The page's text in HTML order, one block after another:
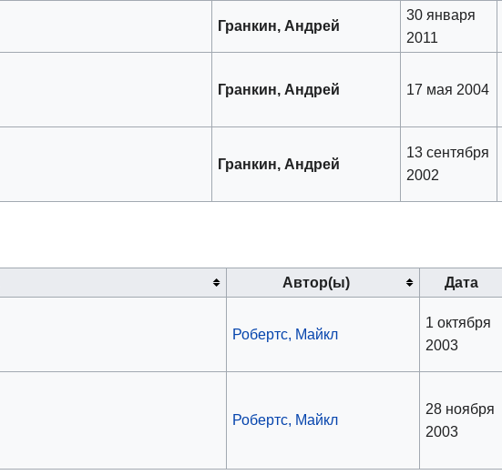
Гранкин, Андрей
30 января
2011
Гранкин, Андрей 17 мая 2004
Гранкин, Андрей
13 сентября
2002
Автор(ы) Дата
Робертс, Майкл
1 октября
2003
Робертс, Майкл
28 ноября
2003